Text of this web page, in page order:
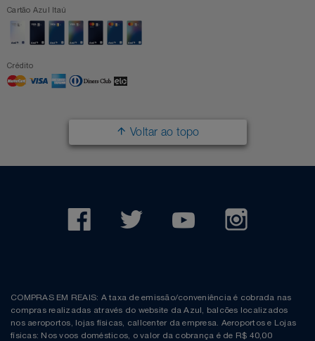
Cartão Azul Itaú
Crédito
Voltar ao topo
COMPRAS EM REAIS: A taxa de emissão/conveniência é cobrada nas
compras realizadas através do website da Azul, balcões localizados
nos aeroportos, lojas físicas, callcenter da empresa. Aeroportos e Lojas
físicas: Nos voos domésticos, o valor da cobrança é de R$ 40,00